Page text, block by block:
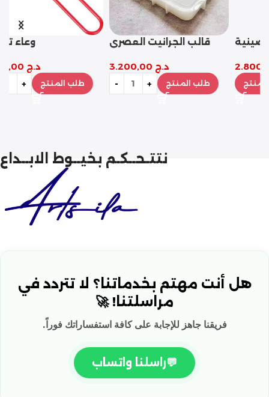
طقم قالب صينية
طلب المنتج
قالب تاج التقديم
طلب المنتج
نتتـحــكـم بخيــوط الابــداع
هل أنت مهتم بخدماتنا؟ لا تتردد في
مراسلتنا! 🚀
فريقنا جاهز للإجابة على كافة استفساراتك فوراً.
💬راسلنا واتساب